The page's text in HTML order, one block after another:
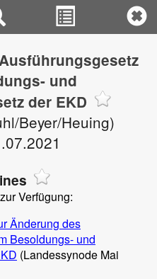
und
der EKD
Beyer/Heuing)
Verfügung:
Änderung des
Besoldungs- und
(Landessynode Mai